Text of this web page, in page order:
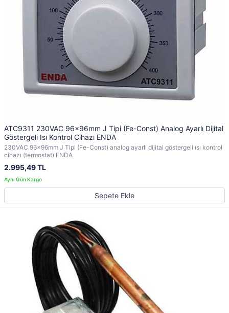
ATC9311 230VAC 96x96mm J Tipi (Fe-Const) Analog Ayarlı Dijital
Göstergeli Isı Kontrol Cihazı ENDA
230VAC 96x96mm J Tipi (Fe-Const) analog ayarlı dijital göstergeli ısı kontrol
cihazı (termostat) ENDA
2.995,49 TL
Sepete Ekle